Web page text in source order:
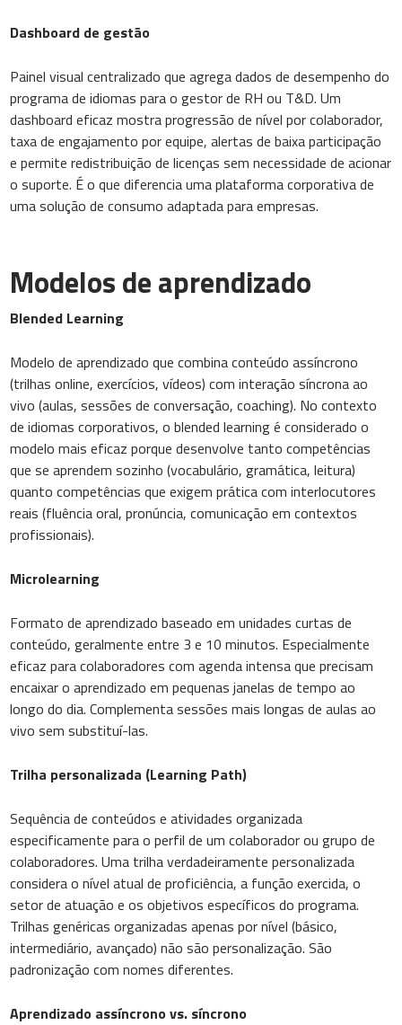
Dashboard de gestão
Painel visual centralizado que agrega dados de desempenho do
programa de idiomas para o gestor de RH ou T&D. Um
dashboard eficaz mostra progressão de nível por colaborador,
taxa de engajamento por equipe, alertas de baixa participação
e permite redistribuição de licenças sem necessidade de acionar
o suporte. É o que diferencia uma plataforma corporativa de
uma solução de consumo adaptada para empresas.
Modelos de aprendizado
Blended Learning
Modelo de aprendizado que combina conteúdo assíncrono
(trilhas online, exercícios, vídeos) com interação síncrona ao
vivo (aulas, sessões de conversação, coaching). No contexto
de idiomas corporativos, o blended learning é considerado o
modelo mais eficaz porque desenvolve tanto competências
que se aprendem sozinho (vocabulário, gramática, leitura)
quanto competências que exigem prática com interlocutores
reais (fluência oral, pronúncia, comunicação em contextos
profissionais).
Microlearning
Formato de aprendizado baseado em unidades curtas de
conteúdo, geralmente entre 3 e 10 minutos. Especialmente
eficaz para colaboradores com agenda intensa que precisam
encaixar o aprendizado em pequenas janelas de tempo ao
longo do dia. Complementa sessões mais longas de aulas ao
vivo sem substituí-las.
Trilha personalizada (Learning Path)
Sequência de conteúdos e atividades organizada
especificamente para o perfil de um colaborador ou grupo de
colaboradores. Uma trilha verdadeiramente personalizada
considera o nível atual de proficiência, a função exercida, o
setor de atuação e os objetivos específicos do programa.
Trilhas genéricas organizadas apenas por nível (básico,
intermediário, avançado) não são personalização. São
padronização com nomes diferentes.
Aprendizado assíncrono vs. síncrono